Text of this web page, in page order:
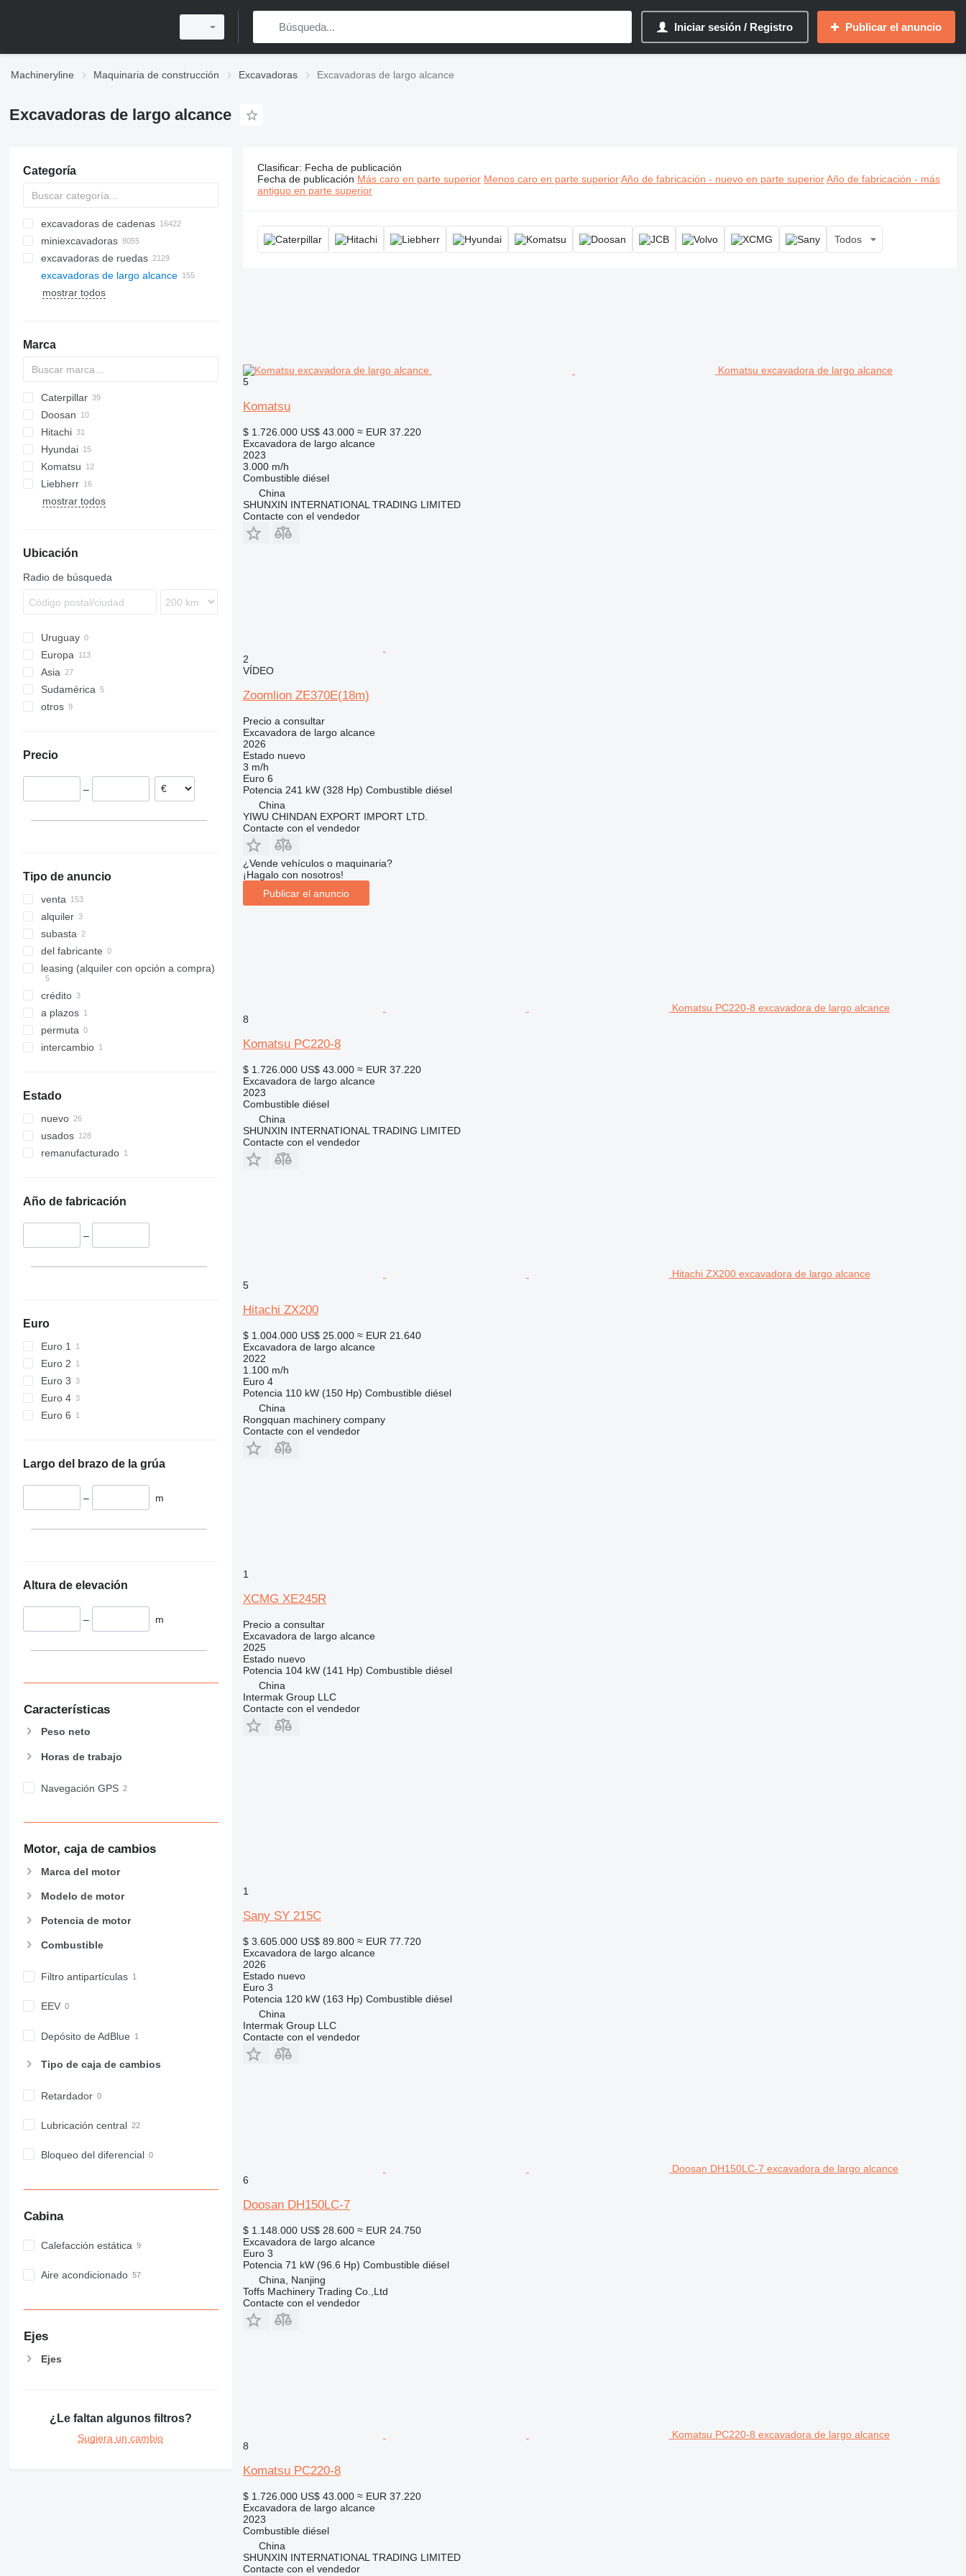
Iniciar sesión / Registro Publicar el anuncio
Machineryline Maquinaria de construcción Excavadoras Excavadoras de largo alcance
Excavadoras de largo alcance
Categoría
excavadoras de cadenas
miniexcavadoras
excavadoras de ruedas
excavadoras de largo alcance
mostrar todos
Marca
1804
CX
Caterpillar
320
322
323
325
329
330
345
395
DE
F-series
GC
Doosan
DH
DX
MHL
HMK
Hitachi
EX
ZX
Hyundai
HX-series
R-series
245HDLR
JS
SK
Komatsu
PC
Liebherr
R-series
E-series
SY
SWE
EC
XE
ZE
mostrar todos
Ubicación
Radio de búsqueda
Uruguay
Europa
Polonia
Bélgica
Lituania
Asia
China
Sudamérica
otros
Precio
–
Tipo de anuncio
venta
alquiler
subasta
del fabricante
leasing (alquiler con opción a compra)
crédito
a plazos
permuta
intercambio
Estado
nuevo
usados
remanufacturado
Año de fabricación
–
Euro
Euro 1
Euro 2
Euro 3
Euro 4
Euro 6
Largo del brazo de la grúa
– m
Altura de elevación
– m
Características
Peso neto
Horas de trabajo
Navegación GPS
Motor, caja de cambios
Marca del motor
Modelo de motor
Potencia de motor
Combustible
Filtro antipartículas
EEV
Depósito de AdBlue
Tipo de caja de cambios
Retardador
Lubricación central
Bloqueo del diferencial
Cabina
Calefacción estática
Aire acondicionado
Ejes
Ejes
¿Le faltan algunos filtros?
Sugiera un cambio
155 anuncios:Excavadoras de largo alcance, excavadora de brazo largo, excavadora brazo largo
Clasificar: Fecha de publicación
Fecha de publicación Más caro en parte superior Menos caro en parte superior Año de fabricación - nuevo en parte superior Año de fabricación - más
antiguo en parte superior
Todos
Komatsu excavadora de largo alcance
5
Komatsu
$ 1.726.000 US$ 43.000 ≈ EUR 37.220
Excavadora de largo alcance
2023
3.000 m/h
Combustible diésel
China
SHUNXIN INTERNATIONAL TRADING LIMITED
Contacte con el vendedor
2
VÍDEO
Zoomlion ZE370E(18m)
Precio a consultar
Excavadora de largo alcance
2026
Estadonuevo
3 m/h
Euro 6
Potencia 241 kW (328 Hp) Combustible diésel
China
YIWU CHINDAN EXPORT IMPORT LTD.
Contacte con el vendedor
¿Vende vehículos o maquinaria?
¡Hagalo con nosotros!
Publicar el anuncio
Komatsu PC220-8 excavadora de largo alcance
8
Komatsu PC220-8
$ 1.726.000 US$ 43.000 ≈ EUR 37.220
Excavadora de largo alcance
2023
Combustible diésel
China
SHUNXIN INTERNATIONAL TRADING LIMITED
Contacte con el vendedor
Hitachi ZX200 excavadora de largo alcance
5
Hitachi ZX200
$ 1.004.000 US$ 25.000 ≈ EUR 21.640
Excavadora de largo alcance
2022
1.100 m/h
Euro 4
Potencia 110 kW (150 Hp) Combustible diésel
China
Rongquan machinery company
Contacte con el vendedor
1
XCMG XE245R
Precio a consultar
Excavadora de largo alcance
2025
Estadonuevo
Potencia 104 kW (141 Hp) Combustible diésel
China
Intermak Group LLC
Contacte con el vendedor
1
Sany SY 215C
$ 3.605.000 US$ 89.800 ≈ EUR 77.720
Excavadora de largo alcance
2026
Estadonuevo
Euro 3
Potencia 120 kW (163 Hp) Combustible diésel
China
Intermak Group LLC
Contacte con el vendedor
Doosan DH150LC-7 excavadora de largo alcance
6
Doosan DH150LC-7
$ 1.148.000 US$ 28.600 ≈ EUR 24.750
Excavadora de largo alcance
Euro 3
Potencia 71 kW (96.6 Hp) Combustible diésel
China, Nanjing
Toffs Machinery Trading Co.,Ltd
Contacte con el vendedor
Komatsu PC220-8 excavadora de largo alcance
8
Komatsu PC220-8
$ 1.726.000 US$ 43.000 ≈ EUR 37.220
Excavadora de largo alcance
2023
Combustible diésel
China
SHUNXIN INTERNATIONAL TRADING LIMITED
Contacte con el vendedor